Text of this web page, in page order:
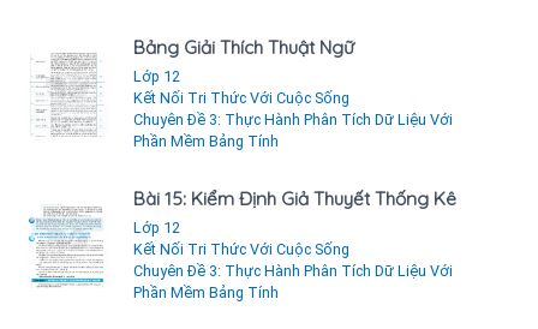
Bảng Giải Thích Thuật Ngữ
Lớp 12
Kết Nối Tri Thức Với Cuộc Sống
Chuyên Đề 3: Thực Hành Phân Tích Dữ Liệu Với
Phần Mềm Bảng Tính
Bài 15: Kiểm Định Giả Thuyết Thống Kê
Lớp 12
Kết Nối Tri Thức Với Cuộc Sống
Chuyên Đề 3: Thực Hành Phân Tích Dữ Liệu Với
Phần Mềm Bảng Tính